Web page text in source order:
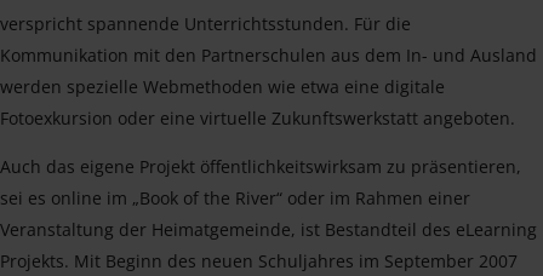
verspricht spannende Unterrichtsstunden. Für die
Kommunikation mit den Partnerschulen aus dem In- und Ausland
werden spezielle Webmethoden wie etwa eine digitale
Fotoexkursion oder eine virtuelle Zukunftswerkstatt angeboten.
Auch das eigene Projekt öffentlichkeitswirksam zu präsentieren,
sei es online im „Book of the River“ oder im Rahmen einer
Veranstaltung der Heimatgemeinde, ist Bestandteil des eLearning
Projekts. Mit Beginn des neuen Schuljahres im September 2007